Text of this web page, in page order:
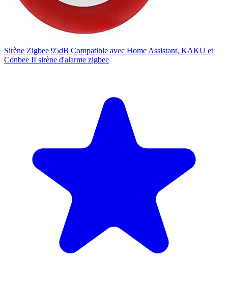
Sirène Zigbee 95dB Compatible avec Home Assistant, KAKU et
Conbee II sirène d'alarme zigbee